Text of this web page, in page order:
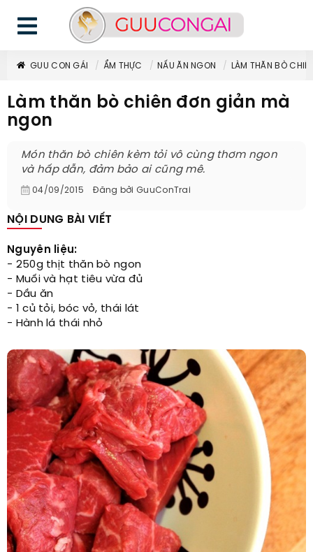
GUU CON GÁI ẨM THỰC NẤU ĂN NGON LÀM THĂN BÒ
Làm thăn bò chiên đơn giản mà
ngon
Món thăn bò chiên kèm tỏi vô cùng thơm ngon
và hấp dẫn, đảm bảo ai cũng mê.
04/09/2015 Đăng bởi GuuConTrai
NỘI DUNG BÀI VIẾT
Nguyên liệu:
- 250g thịt thăn bò ngon
- Muối và hạt tiêu vừa đủ
- Dầu ăn
- 1 củ tỏi, bóc vỏ, thái lát
- Hành lá thái nhỏ